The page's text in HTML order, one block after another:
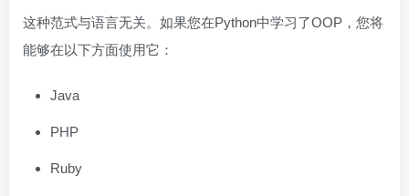
这种范式与语言无关。如果您在Python中学习了OOP，您将
能够在以下方面使用它：
Java
PHP
Ruby